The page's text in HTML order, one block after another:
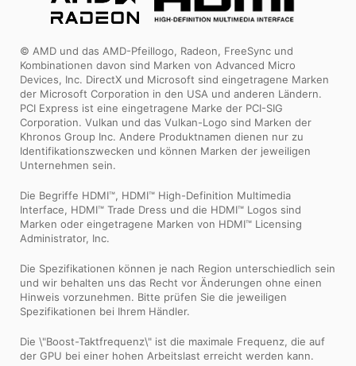
© AMD und das AMD-Pfeillogo, Radeon, FreeSync und
Kombinationen davon sind Marken von Advanced Micro
Devices, Inc. DirectX und Microsoft sind eingetragene Marken
der Microsoft Corporation in den USA und anderen Ländern.
PCI Express ist eine eingetragene Marke der PCI-SIG
Corporation. Vulkan und das Vulkan-Logo sind Marken der
Khronos Group Inc. Andere Produktnamen dienen nur zu
Identifikationszwecken und können Marken der jeweiligen
Unternehmen sein.
Die Begriffe HDMI™, HDMI™ High-Definition Multimedia
Interface, HDMI™ Trade Dress und die HDMI™ Logos sind
Marken oder eingetragene Marken von HDMI™ Licensing
Administrator, Inc.
Die Spezifikationen können je nach Region unterschiedlich sein
und wir behalten uns das Recht vor Änderungen ohne einen
Hinweis vorzunehmen. Bitte prüfen Sie die jeweiligen
Spezifikationen bei Ihrem Händler.
Die \"Boost-Taktfrequenz\" ist die maximale Frequenz, die auf
der GPU bei einer hohen Arbeitslast erreicht werden kann.